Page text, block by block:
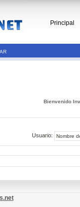
Principal
Bienvenido
Usuario: